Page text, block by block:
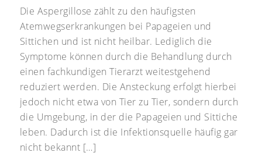
Die Aspergillose zählt zu den häufigsten
Atemwegserkrankungen bei Papageien und
Sittichen und ist nicht heilbar. Lediglich die
Symptome können durch die Behandlung durch
einen fachkundigen Tierarzt weitestgehend
reduziert werden. Die Ansteckung erfolgt hierbei
jedoch nicht etwa von Tier zu Tier, sondern durch
die Umgebung, in der die Papageien und Sittiche
leben. Dadurch ist die Infektionsquelle häufig gar
nicht bekannt […]